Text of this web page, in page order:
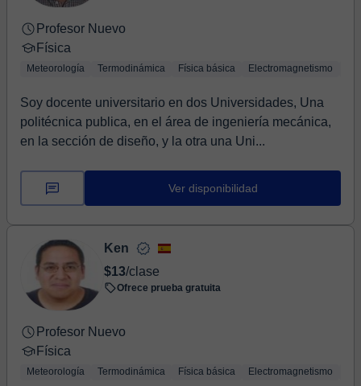
Profesor Nuevo
Física
Meteorología Termodinámica Física básica Electromagnetismo
Soy docente universitario en dos Universidades, Una
politécnica publica, en el área de ingeniería mecánica,
en la sección de diseño, y la otra una Uni...
Ver disponibilidad
Ken
$13/clase
Ofrece prueba gratuita
Profesor Nuevo
Física
Meteorología Termodinámica Física básica Electromagnetismo